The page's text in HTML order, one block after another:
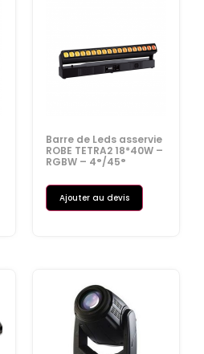
Barre de Leds asservie
ROBE TETRA2 18*40W –
RGBW – 4°/45°
Ajouter au devis